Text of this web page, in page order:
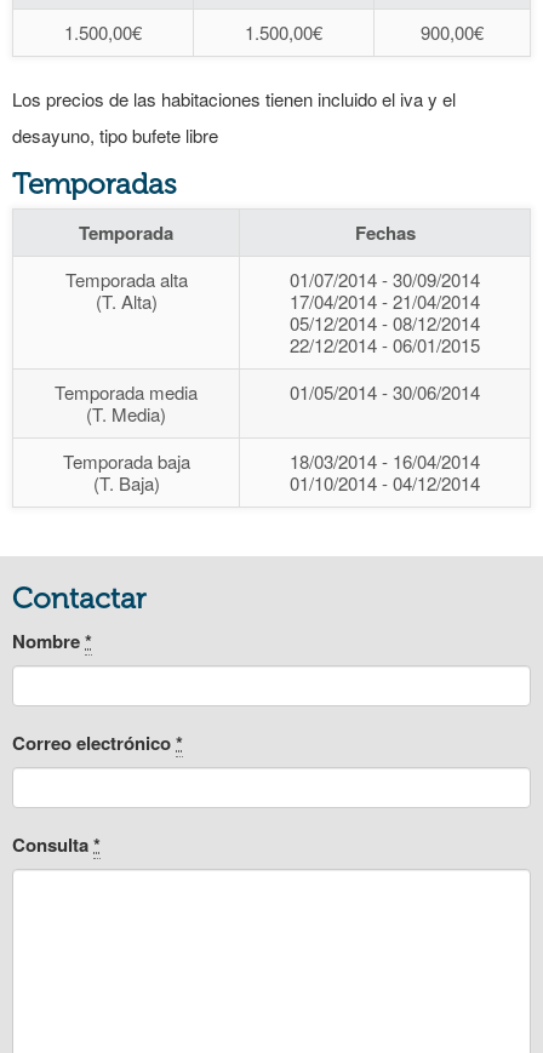
1.500,00€ 1.500,00€ 900,00€
Los precios de las habitaciones tienen incluido el iva y el
desayuno, tipo bufete libre
Temporadas
Temporada Fechas
Temporada alta
(T. Alta)
01/07/2014 - 30/09/2014
17/04/2014 - 21/04/2014
05/12/2014 - 08/12/2014
22/12/2014 - 06/01/2015
Temporada media
(T. Media)
01/05/2014 - 30/06/2014
Temporada baja
(T. Baja)
18/03/2014 - 16/04/2014
01/10/2014 - 04/12/2014
Contactar
Nombre*
Correo electrónico*
Consulta*